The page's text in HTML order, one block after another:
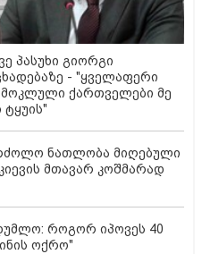
პასუხი გიორგი
- "ყველაფერი
მოკლული ქართველები მე
ტყუის"
ნათლობა მიღებული
მთავარ კოშმარად
როგორ იპოვეს 40
ოქრო"